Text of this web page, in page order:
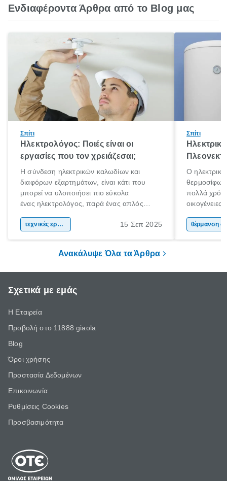
Ενδιαφέροντα Άρθρα από το Blog μας
Σπίτι
Ηλεκτρολόγος: Ποιές είναι οι
εργασίες που τον χρειάζεσαι;
Η σύνδεση ηλεκτρικών καλωδίων και
διαφόρων εξαρτημάτων, είναι κάτι που
μπορεί να υλοποιήσει πιο εύκολα
ένας ηλεκτρολόγος, παρά ένας απλός
περίπλοκα και επικίνδυνα. Αν έχεις στο νου
ηλεκτρολόγου είναι πιθανόν απαραίτητη.
τεχνικές εργασίες 15 Σεπ 2025
Σπίτι
Ο
πολλά
θέρμανσης
Ανακάλυψε Όλα τα Άρθρα
Σχετικά με εμάς
Η Εταιρεία
Προβολή στο 11888 giaola
Blog
Όροι χρήσης
Προστασία Δεδομένων
Επικοινωνία
Ρυθμίσεις Cookies
Προσβασιμότητα